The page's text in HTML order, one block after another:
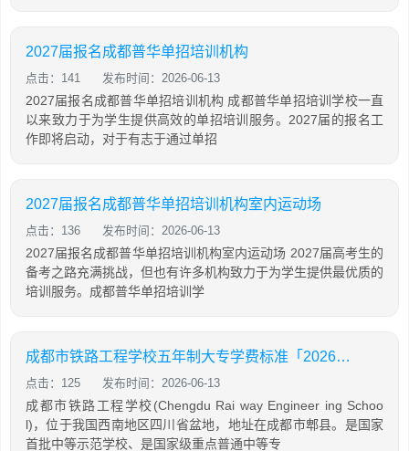
2027届报名成都普华单招培训机构
点击：141 发布时间：2026-06-13
2027届报名成都普华单招培训机构 成都普华单招培训学校一直
以来致力于为学生提供高效的单招培训服务。2027届的报名工
作即将启动，对于有志于通过单招
2027届报名成都普华单招培训机构室内运动场
点击：136 发布时间：2026-06-13
2027届报名成都普华单招培训机构室内运动场 2027届高考生的
备考之路充满挑战，但也有许多机构致力于为学生提供最优质的
培训服务。成都普华单招培训学
成都市铁路工程学校五年制大专学费标准「2026年更新」
点击：125 发布时间：2026-06-13
成都市铁路工程学校(Chengdu Rai way Engineer ing Schoo
l)，位于我国西南地区四川省盆地，地址在成都市郫县。是国家
首批中等示范学校、是国家级重点普通中等专